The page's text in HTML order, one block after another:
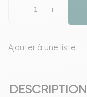
Ajouter à une liste
DESCRIPTION